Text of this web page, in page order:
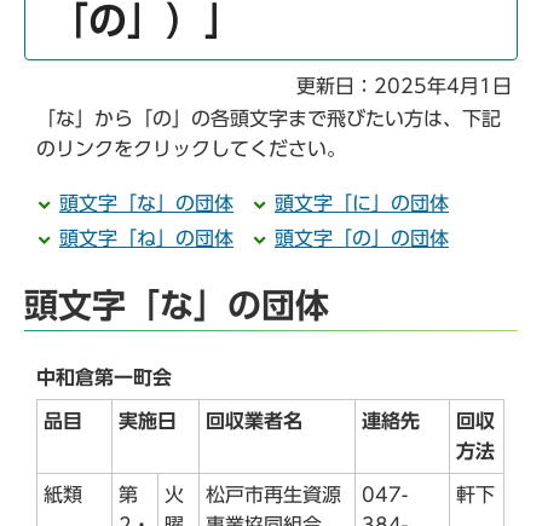
「の」）」
更新日：2025年4月1日
「な」から「の」の各頭文字まで飛びたい方は、下記
のリンクをクリックしてください。
頭文字「な」の団体
頭文字「に」の団体
頭文字「ね」の団体
頭文字「の」の団体
頭文字「な」の団体
中和倉第一町会
品目 実施日 回収業者名 連絡先
回収
方法
紙類
第
火
松戸市再生資源
047-
軒下